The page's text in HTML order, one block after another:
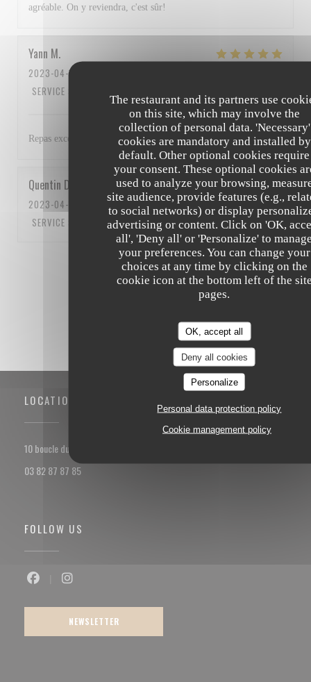
The restaurant and its partners use
on this site, which may involve the
collection of personal data. 'Necessary'
cookies are mandatory and installed by
default. Other optional cookies require
your consent. These optional cookies
used to analyze your browsing,
site audience, provide features (e.g.,
to social networks) or display
advertising or content. Click on 'OK,
all', 'Deny all' or 'Personalize' to
your preferences. You can change your
choices at any time by clicking on the
cookie icon at the bottom left of the
pages.
OK, accept all
Deny all cookies
Personalize
Personal data protection policy
Cookie management policy
agréable. On y reviendra, c'est sûr!
Yann M
2023-04-15
SERVICE
Repas excellent et personnel au top Bravo à tous
Quentin D
2023-04-15
- 12:15 - GUESTS 5
SERVICE
AMBIANCE: 5/5 FOOD: 5/5 VALUE: 5/5
1 2 3
LOCATION
10 boucle du val Marie 57100 Thionville
03 82 87 87 85
FOLLOW US
Facebook ((opens in a new window))
NEWSLETTER